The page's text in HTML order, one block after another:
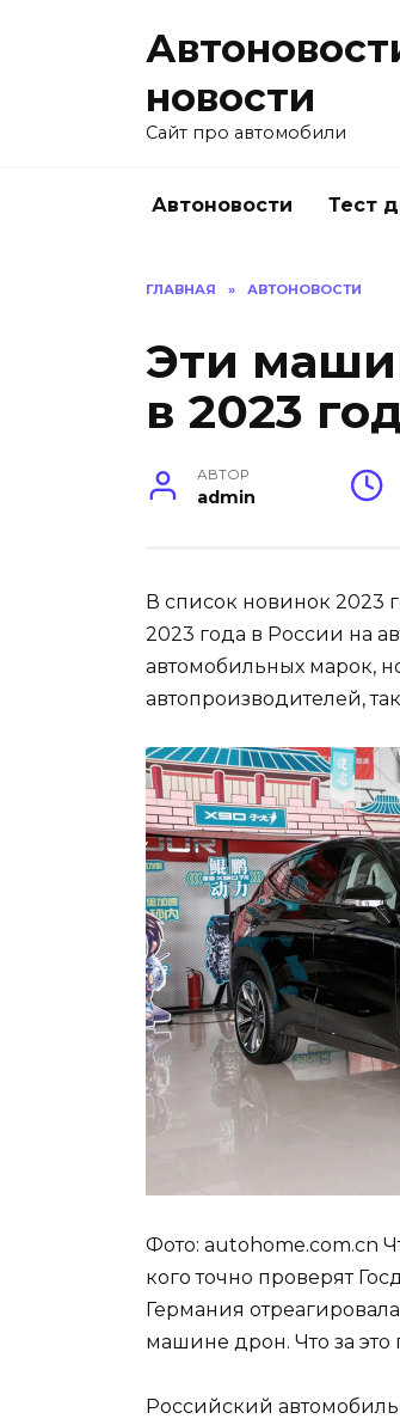
новости
Сайт про автомобили
Автоновости Тест
ГЛАВНАЯ » АВТОНОВОСТИ
Эти
в 2023
АВТОР
admin
В список новинок 2023
2023 года в России на
автомобильных марок,
автопроизводителей,
Фото: autohome.com.cn
кого точно проверят
Германия
машине дрон. Что за это
Российский